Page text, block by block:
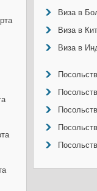
Виза в
Виза в
Виза в